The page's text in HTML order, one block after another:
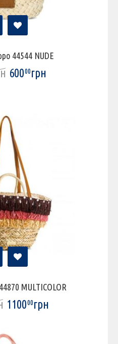
44544 NUDE
60000грн
MULTICOLOR
110000грн